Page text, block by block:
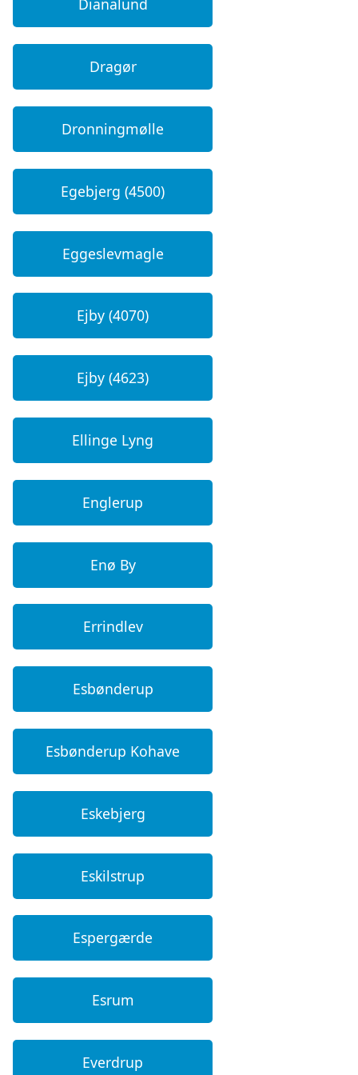
Dianalund
Dragør
Dronningmølle
Egebjerg (4500)
Eggeslevmagle
Ejby (4070)
Ejby (4623)
Ellinge Lyng
Englerup
Enø By
Errindlev
Esbønderup
Esbønderup Kohave
Eskebjerg
Eskilstrup
Espergærde
Esrum
Everdrup